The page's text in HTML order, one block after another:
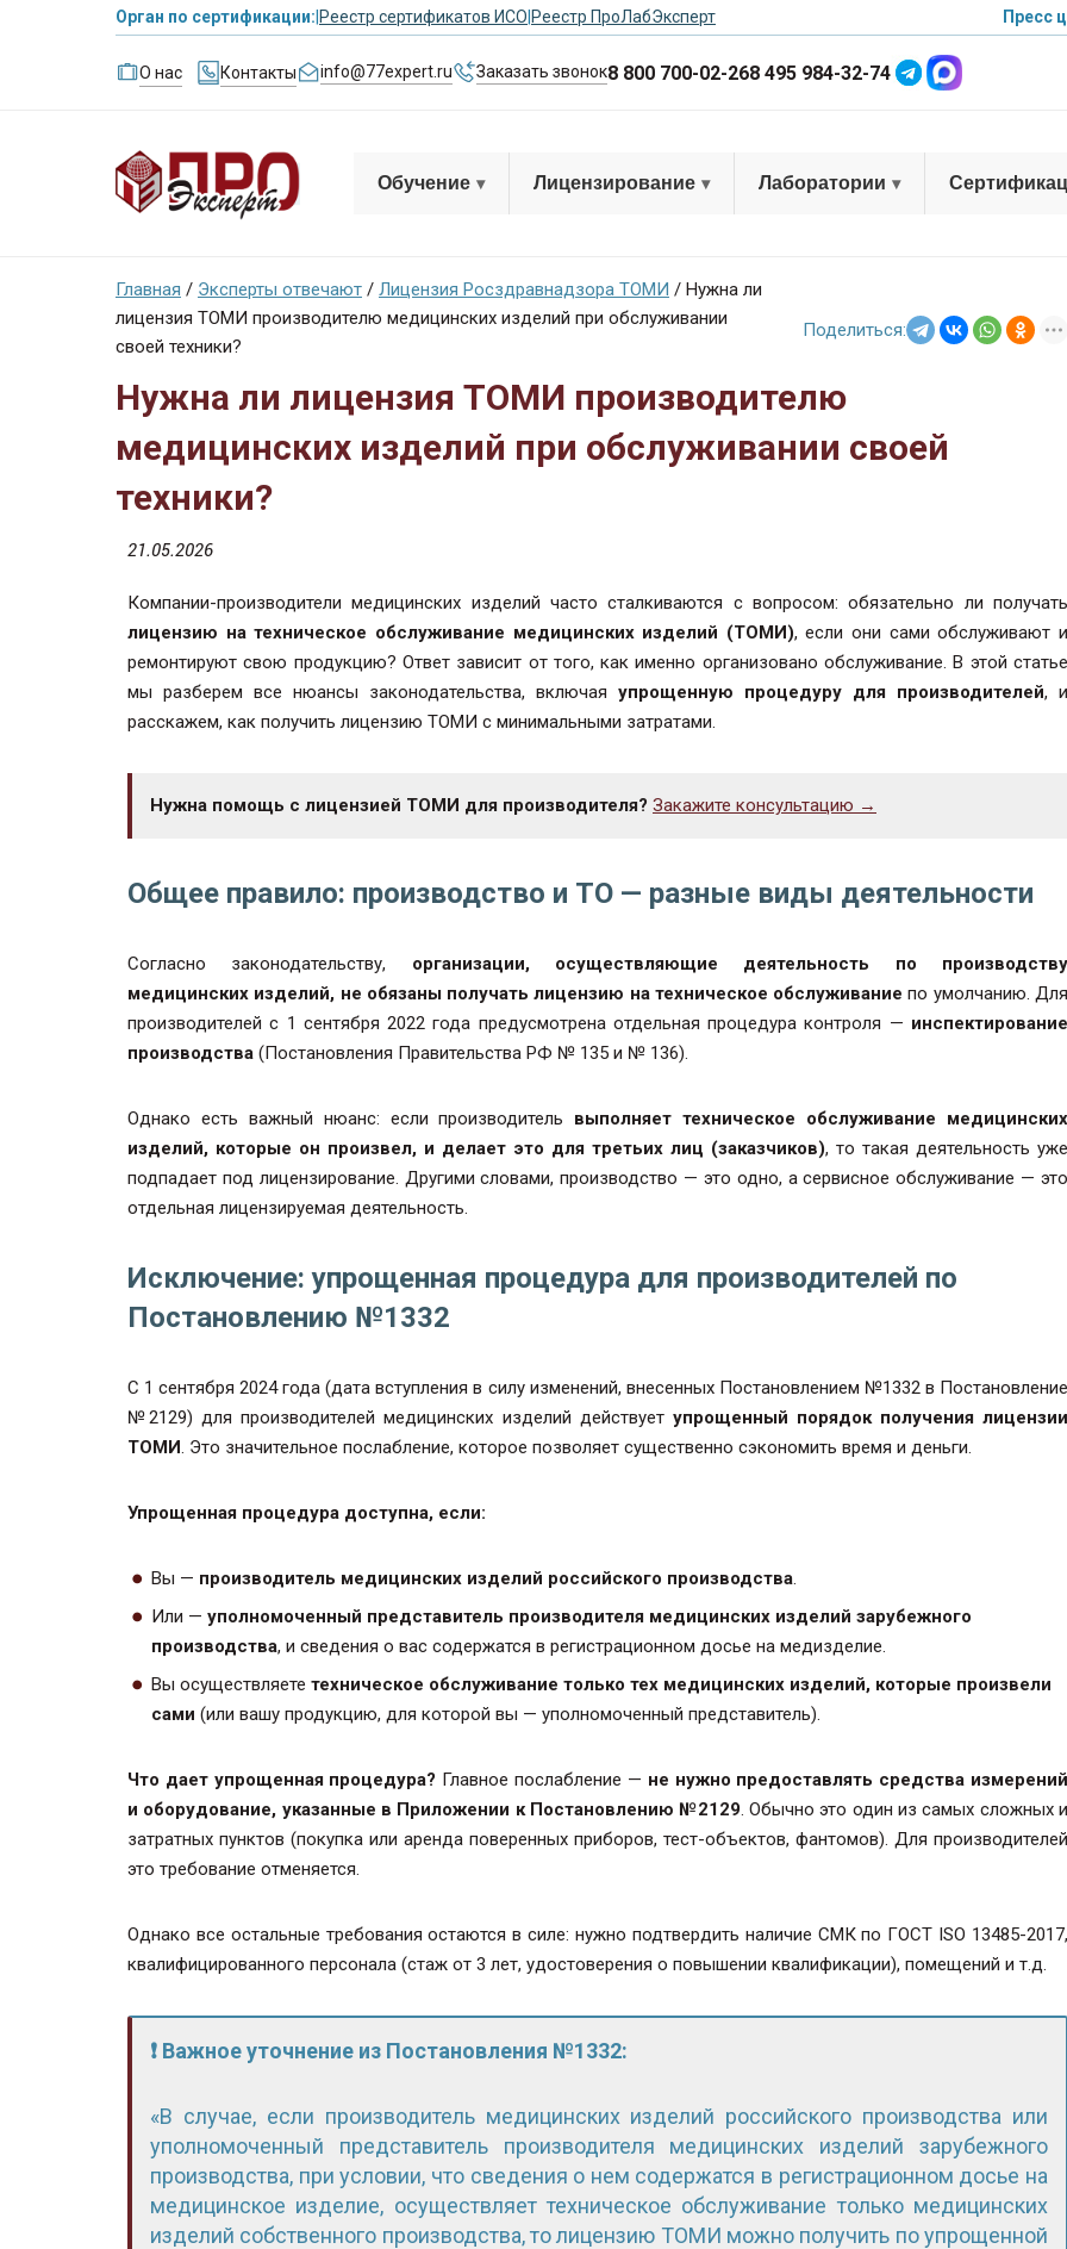
Орган по сертификации: Реестр сертификатов ИСО Реестр ПроЛабЭксперт Пресс
О нас Контакты info@77expert.ru Заказать звонок8 800 700-02-268 495 984-32-74
Обучение Лицензирование Лаборатории
Главная / Эксперты отвечают / Лицензия Росздравнадзора ТОМИ / Нужна ли
лицензия ТОМИ производителю медицинских изделий при обслуживании
своей техники?
Поделиться:
Нужна ли лицензия ТОМИ производителю
медицинских изделий при обслуживании своей
техники?
21.05.2026
Компании-производители медицинских изделий часто сталкиваются с вопросом: обязательно ли получать
лицензию на техническое обслуживание медицинских изделий (ТОМИ), если они сами обслуживают и
ремонтируют свою продукцию? Ответ зависит от того, как именно организовано обслуживание. В этой статье
мы разберем все нюансы законодательства, включая упрощенную процедуру для производителей, и
расскажем, как получить лицензию ТОМИ с минимальными затратами.
Нужна помощь с лицензией ТОМИ для производителя? Закажите консультацию →
Общее правило: производство и ТО — разные виды деятельности
Согласно законодательству, организации, осуществляющие деятельность по производству
медицинских изделий, не обязаны получать лицензию на техническое обслуживание по умолчанию. Для
производителей с 1 сентября 2022 года предусмотрена отдельная процедура контроля — инспектирование
производства (Постановления Правительства РФ № 135 и № 136).
Однако есть важный нюанс: если производитель выполняет техническое обслуживание медицинских
изделий, которые он произвел, и делает это для третьих лиц (заказчиков), то такая деятельность уже
подпадает под лицензирование. Другими словами, производство — это одно, а сервисное обслуживание — это
отдельная лицензируемая деятельность.
Исключение: упрощенная процедура для производителей по
Постановлению №1332
С 1 сентября 2024 года (дата вступления в силу изменений, внесенных Постановлением №1332 в Постановление
№2129) для производителей медицинских изделий действует упрощенный порядок получения лицензии
ТОМИ. Это значительное послабление, которое позволяет существенно сэкономить время и деньги.
Упрощенная процедура доступна, если:
Вы — производитель медицинских изделий российского производства.
Или — уполномоченный представитель производителя медицинских изделий зарубежного
производства, и сведения о вас содержатся в регистрационном досье на медизделие.
Вы осуществляете техническое обслуживание только тех медицинских изделий, которые произвели
сами (или вашу продукцию, для которой вы — уполномоченный представитель).
Что дает упрощенная процедура? Главное послабление — не нужно предоставлять средства измерений
и оборудование, указанные в Приложении к Постановлению №2129. Обычно это один из самых сложных и
затратных пунктов (покупка или аренда поверенных приборов, тест-объектов, фантомов). Для производителей
это требование отменяется.
Однако все остальные требования остаются в силе: нужно подтвердить наличие СМК по ГОСТ ISO 13485-2017,
квалифицированного персонала (стаж от 3 лет, удостоверения о повышении квалификации), помещений и т.д.
❗ Важное уточнение из Постановления №1332:
«В случае, если производитель медицинских изделий российского производства или
уполномоченный представитель производителя медицинских изделий зарубежного
производства, при условии, что сведения о нем содержатся в регистрационном досье на
медицинское изделие, осуществляет техническое обслуживание только медицинских
изделий собственного производства, то лицензию ТОМИ можно получить по упрощенной